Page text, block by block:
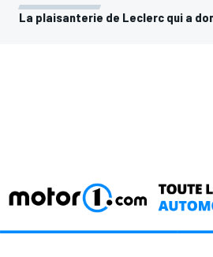
La plaisanterie de Leclerc qui a